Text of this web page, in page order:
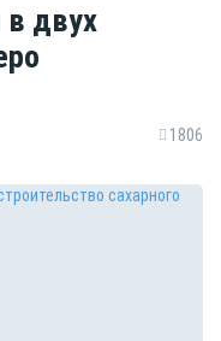
в двух
1806